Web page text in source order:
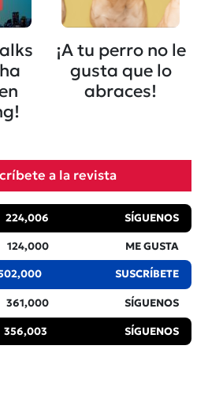
¡A tu perro no le
gusta que lo
abraces!
a la revista
224,006 SÍGUENOS
124,000 ME GUSTA
SUSCRÍBETE
361,000 SÍGUENOS
356,003 SÍGUENOS